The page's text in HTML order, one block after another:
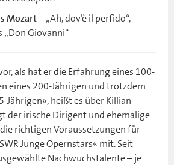
Mozart– „Ah, dov’è il perfido“,
„Don Giovanni“
als hat er die Erfahrung eines 100-
eines 200-Jährigen und trotzdem
Jährigen«, heißt es über Killian
der irische Dirigent und ehemalige
richtigen Voraussetzungen für
Junge Opernstars« mit. Seit
Nachwuchstalente – je